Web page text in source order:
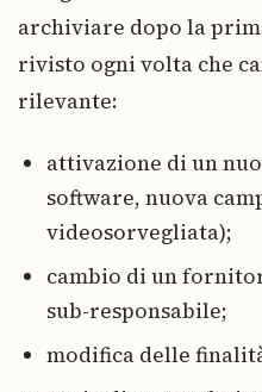
archiviare dopo la
rivisto ogni volta che
rilevante:
attivazione di un
software, nuova
videosorvegliata);
cambio di un
sub-responsabile;
modifica delle